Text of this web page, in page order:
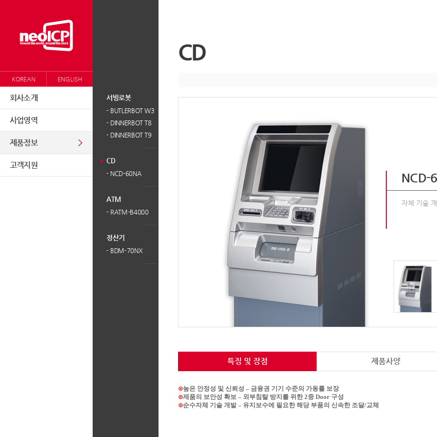
KOREAN ENGLISH
회사소개
회
사
연
조
직
찾
시
는
사업영역
사
업
제품정보
서빙로봇
- BUTLERBOT W3
- DINNERBOT T8
- DINNERBOT T9
CD
- NCD-60NA
ATM
- RATM-B4000
정산기
- BDM-70NX
고객지원
A/S
센
공
항
공
고
CD
NCD-
자체 기술
특징 및 장점 제품사양
⊙높은 안정성 및 신뢰성 – 금융권 기기 수준의 가동률 보장
⊙제품의 보안성 확보 – 외부침탈 방지를 위한2중 Door 구성
⊙순수자체 기술 개발– 유지보수에 필요한 해당 부품의 신속한 조달/교체